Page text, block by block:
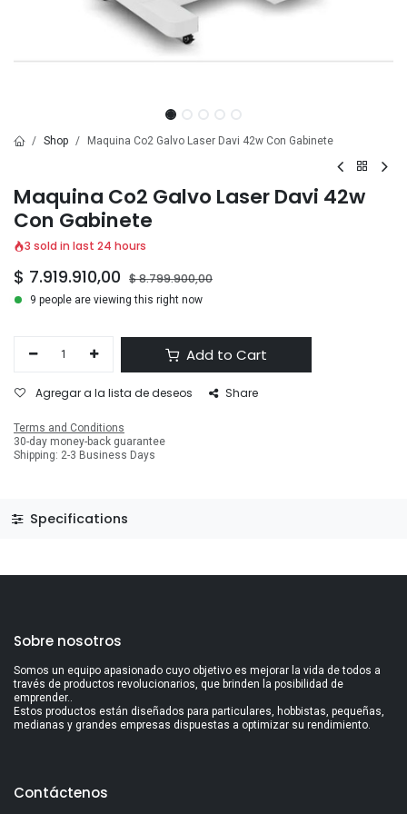
Shop Maquina Co2 Galvo Laser Davi 42w Con Gabinete
Maquina Co2 Galvo Laser Davi 42w
Con Gabinete
3 sold in last 24 hours
$ 7.919.910,00 $8.799.900,00
9 people are viewing this right now
Add to Cart
Agregar a la lista de deseos Share
Terms and Conditions
30-day money-back guarantee
Shipping: 2-3 Business Days
Specifications
Sobre nosotros
Somos un equipo apasionado cuyo objetivo es mejorar la vida de todos a
través de productos revolucionarios, que brinden la posibilidad de
emprender..
Estos productos están diseñados para particulares, hobbistas, pequeñas,
medianas y grandes empresas dispuestas a optimizar su rendimiento.
Contáctenos